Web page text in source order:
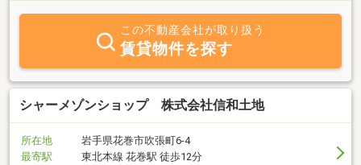
この不動産会社が取り扱う
賃貸物件を探す
シャーメゾンショップ 株式会社信和土地
所在地
岩手県花巻市吹張町6-4
最寄駅
東北本線 花巻駅 徒歩12分